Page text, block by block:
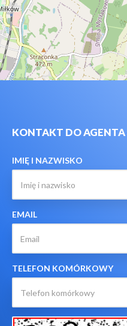
KONTAKT DO
IMIĘ I NAZWISKO
EMAIL
TELEFON KOMÓRKOWY